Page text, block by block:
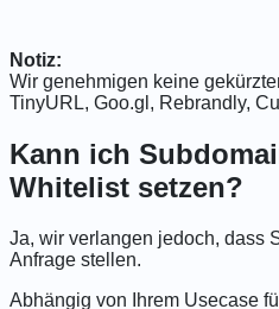
Notiz:
Wir genehmigen keine
TinyURL, Goo.gl, Rebrandly,
Kann ich
Whitelist setzen?
Ja, wir verlangen jedoch, dass
Anfrage stellen.
Abhängig von Ihrem Usecase